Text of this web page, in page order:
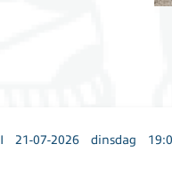
21-07-2026 dinsdag